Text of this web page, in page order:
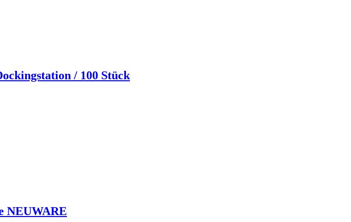
/ 100 Stück
NEUWARE